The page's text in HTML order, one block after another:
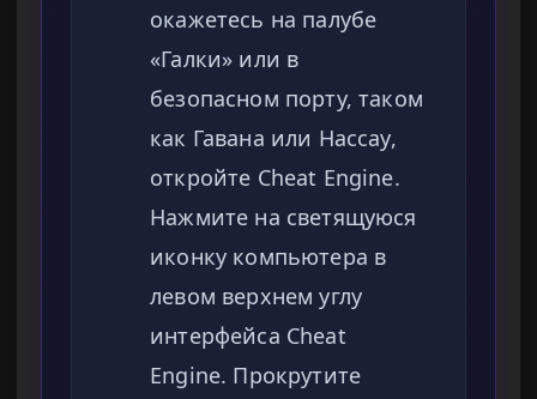
окажетесь на палубе
«Галки» или в
безопасном порту, таком
как Гавана или Нассау,
откройте Cheat Engine.
Нажмите на светящуюся
иконку компьютера в
левом верхнем углу
интерфейса Cheat
Engine. Прокрутите